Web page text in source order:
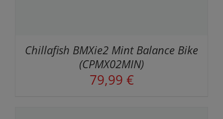
Chillafish BMXie2 Mint Balance Bike
(CPMX02MIN)
79,99 €